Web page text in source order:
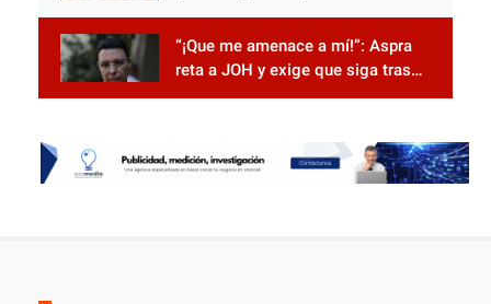
“¡Que me amenace a mí!”: Aspra
reta a JOH y exige que siga tras
las rejas